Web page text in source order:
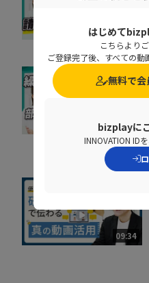
07:05
07:52
09:34
はじめて
こちらより
ご登録完了後、すべての動
無料で会
bizplayに
INNOVATION ID